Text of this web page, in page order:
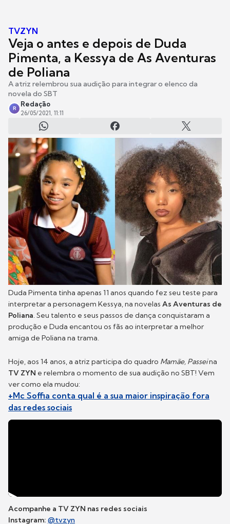
TVZYN
Veja o antes e depois de Duda
Pimenta, a Kessya de As Aventuras
de Poliana
A atriz relembrou sua audição para integrar o elenco da
novela do SBT
R
Redação
26/05/2021, 11:11
Duda Pimenta tinha apenas 11 anos quando fez seu teste para
interpretar a personagem Kessya, na novelas As Aventuras de
Poliana. Seu talento e seus passos de dança conquistaram a
produção e Duda encantou os fãs ao interpretar a melhor
amiga de Poliana na trama.
Hoje, aos 14 anos, a atriz participa do quadro Mamãe, Passeina
TV ZYN e relembra o momento de sua audição no SBT! Vem
ver como ela mudou:
+Mc Soffia conta qual é a sua maior inspiração fora
das redes sociais
Acompanhe a TV ZYN nas redes sociais
Instagram: @tvzyn